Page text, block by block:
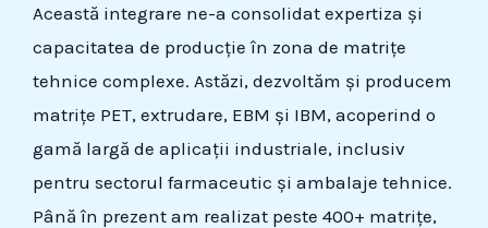
Această integrare ne-a consolidat expertiza și
capacitatea de producție în zona de matrițe
tehnice complexe. Astăzi, dezvoltăm și producem
matrițe PET, extrudare, EBM și IBM, acoperind o
gamă largă de aplicații industriale, inclusiv
pentru sectorul farmaceutic și ambalaje tehnice.
Până în prezent am realizat peste 400+ matrițe,